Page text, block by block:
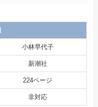
小林早代子
新潮社
224ページ
非対応